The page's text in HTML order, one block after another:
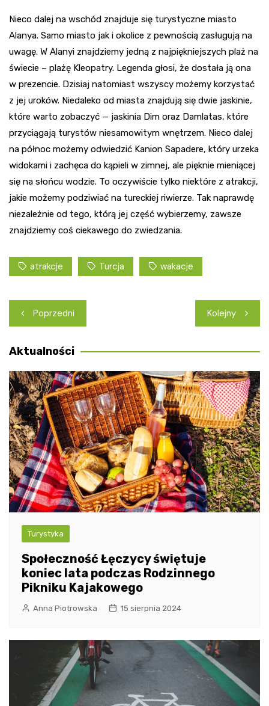
Nieco dalej na wschód znajduje się turystyczne miasto
Alanya. Samo miasto jak i okolice z pewnością zasługują na
uwagę. W Alanyi znajdziemy jedną z najpiękniejszych plaż na
świecie – plażę Kleopatry. Legenda głosi, że dostała ją ona
w prezencie. Dzisiaj natomiast wszyscy możemy korzystać
z jej uroków. Niedaleko od miasta znajdują się dwie jaskinie,
które warto zobaczyć — jaskinia Dim oraz Damlatas, które
przyciągają turystów niesamowitym wnętrzem. Nieco dalej
na północ możemy odwiedzić Kanion Sapadere, który urzeka
widokami i zachęca do kąpieli w zimnej, ale pięknie mieniącej
się na słońcu wodzie. To oczywiście tylko niektóre z atrakcji,
jakie możemy podziwiać na tureckiej riwierze. Tak naprawdę
niezależnie od tego, którą jej część wybierzemy, zawsze
znajdziemy coś ciekawego do zwiedzania.
atrakcje Turcja wakacje
Nawigacja
wpisu
Poprzedni Kolejny
Aktualności
Turystyka
Społeczność Łęczycy świętuje
koniec lata podczas Rodzinnego
Pikniku Kajakowego
Anna Piotrowska 15 sierpnia 2024